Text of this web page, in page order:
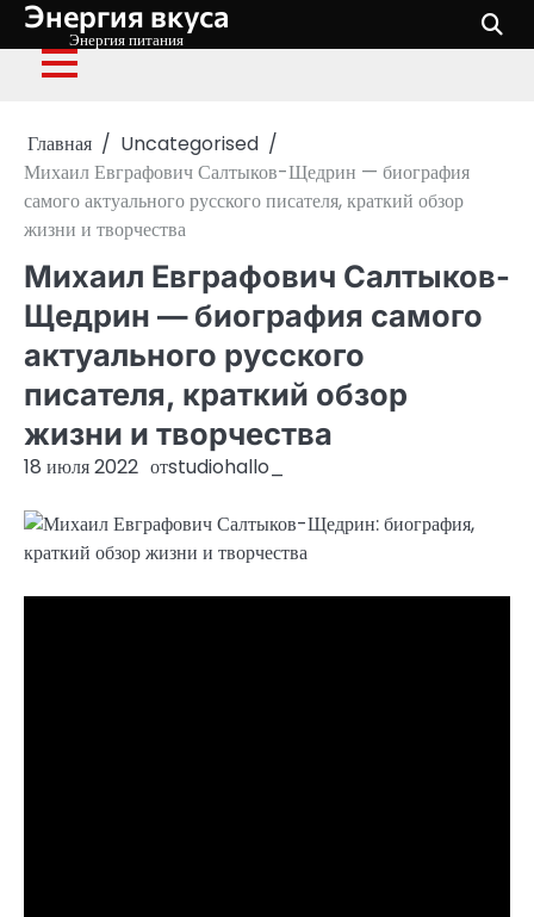
Перейти
содержимому
Энергия вкуса
Энергия питания
Главная
Uncategorised
Михаил Евграфович Салтыков-Щедрин — биография
самого актуального русского писателя, краткий обзор
жизни и творчества
Михаил Евграфович Салтыков-
Щедрин — биография самого
актуального русского
писателя, краткий обзор
жизни и творчества
18 июля 2022 отstudiohallo_